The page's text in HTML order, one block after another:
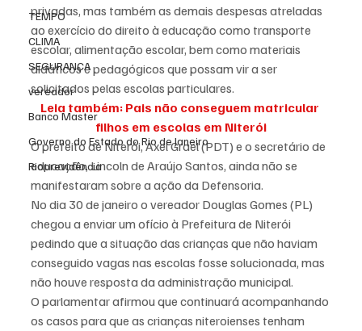
TEMPO
CLIMA
SEGURANÇA
vereador
Banco Master
Governo do Estado do Rio de Janeiro
Rioprevidência
privadas, mas também as demais despesas atreladas
ao exercício do direito à educação como transporte
escolar, alimentação escolar, bem como materiais
didáticos e pedagógicos que possam vir a ser
solicitados pelas escolas particulares.
Leia também: Pais não conseguem matricular
filhos em escolas em Niterói
O prefeito de Niterói, Axel Grael (PDT) e o secretário de
educação, Lincoln de Araújo Santos, ainda não se
manifestaram sobre a ação da Defensoria.
No dia 30 de janeiro o vereador Douglas Gomes (PL)
chegou a enviar um ofício à Prefeitura de Niterói
pedindo que a situação das crianças que não haviam
conseguido vagas nas escolas fosse solucionada, mas
não houve resposta da administração municipal.
O parlamentar afirmou que continuará acompanhando
os casos para que as crianças niteroienses tenham